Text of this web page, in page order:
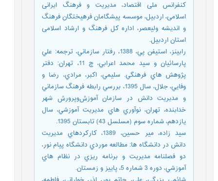
کنفرانس ملی اقتصاد، مدیریت و فرهنگ ایرانی
اسلامی، اردبیل، موسسه پیشگامان فرهیختگان فرهنگ
و اندیشه ولیعصر، اداره کل فرهنگ و ارشاد اسلامی
استان اردبیل.
رابينز، استيفن پي، 1388، رفتار سازماني، ترجمه: علي
پارسائيان و سيد محمد اعرابي، چ 11، تهران: دفتر
پژوهش هاي فرهنگي. سليمي، اکبر، مرادي، رضا و
وفايي، جلال، سال 1395، بررسي رابطه فرهنگ سازماني
و مديريت دانش در سازمان آموزش‌وپرورش شهر
خدابنده، تهران، نوآوري هاي مديريت آموزشي، سال
يازدهم، شماره سوم (مسلسل 43) تابستان 1395.
سید زاده، میر حسین، 1389، كاركردهاي مديريت
دانش در دانشگاه ها: مطالعه موردي دانشگاه پيام نور،
دو فصلنامه مديريت و برنامه ريزي در نظام هاي
آموزشي، دوره 3 شماره 5، پاييز و زمستان.